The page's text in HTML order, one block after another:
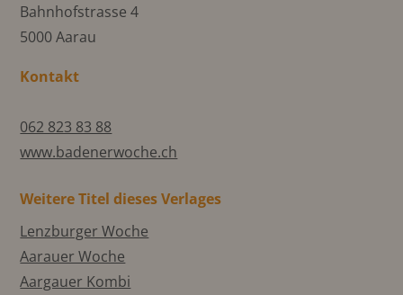
Bahnhofstrasse 4
5000 Aarau
Kontakt
062 823 83 88
www.badenerwoche.ch
Weitere Titel dieses Verlages
Lenzburger Woche
Aarauer Woche
Aargauer Kombi